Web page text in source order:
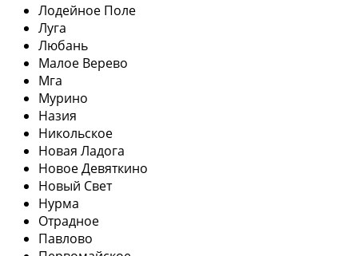
Лодейное Поле
Луга
Любань
Малое Верево
Мга
Мурино
Назия
Никольское
Новая Ладога
Новое Девяткино
Новый Свет
Нурма
Отрадное
Павлово